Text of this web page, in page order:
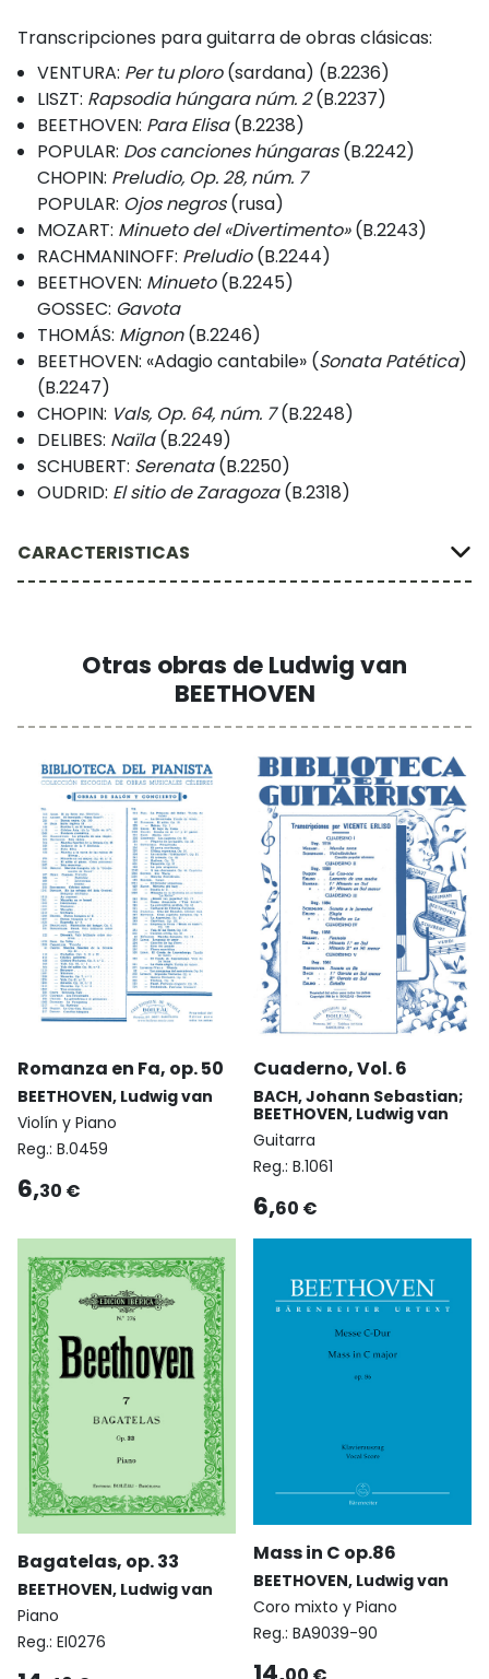
Transcripciones para guitarra de obras clásicas:
VENTURA: Per tu ploro(sardana) (B.2236)
LISZT: Rapsodia húngara núm. 2(B.2237)
BEETHOVEN: Para Elisa(B.2238)
POPULAR: Dos canciones húngaras(B.2242)
CHOPIN: Preludio, Op. 28, núm. 7
POPULAR: Ojos negros(rusa)
MOZART: Minueto del «Divertimento»(B.2243)
RACHMANINOFF: Preludio(B.2244)
BEETHOVEN: Minueto(B.2245)
GOSSEC: Gavota
THOMÁS: Mignon(B.2246)
BEETHOVEN: «Adagio cantabile» (Sonata Patética)
(B.2247)
CHOPIN: Vals, Op. 64, núm. 7(B.2248)
DELIBES: Naïla(B.2249)
SCHUBERT: Serenata(B.2250)
OUDRID: El sitio de Zaragoza(B.2318)
CARACTERISTICAS
Otras obras de Ludwig van
BEETHOVEN
Romanza en Fa, op. 50
BEETHOVEN, Ludwig van
Violín y Piano
Reg.: B.0459
6,30 €
Cuaderno, Vol. 6
BACH, Johann Sebastian;
BEETHOVEN, Ludwig van
Guitarra
Reg.: B.1061
6,60 €
Bagatelas, op. 33
BEETHOVEN, Ludwig van
Piano
Reg.: EI0276
Mass in C op.86
BEETHOVEN, Ludwig van
Coro mixto y Piano
Reg.: BA9039-90